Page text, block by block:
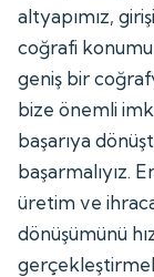
altyapımız,
coğrafi
geniş bir
bize önemli
başarıya
başarmalıyız.
üretim ve
dönüşümünü